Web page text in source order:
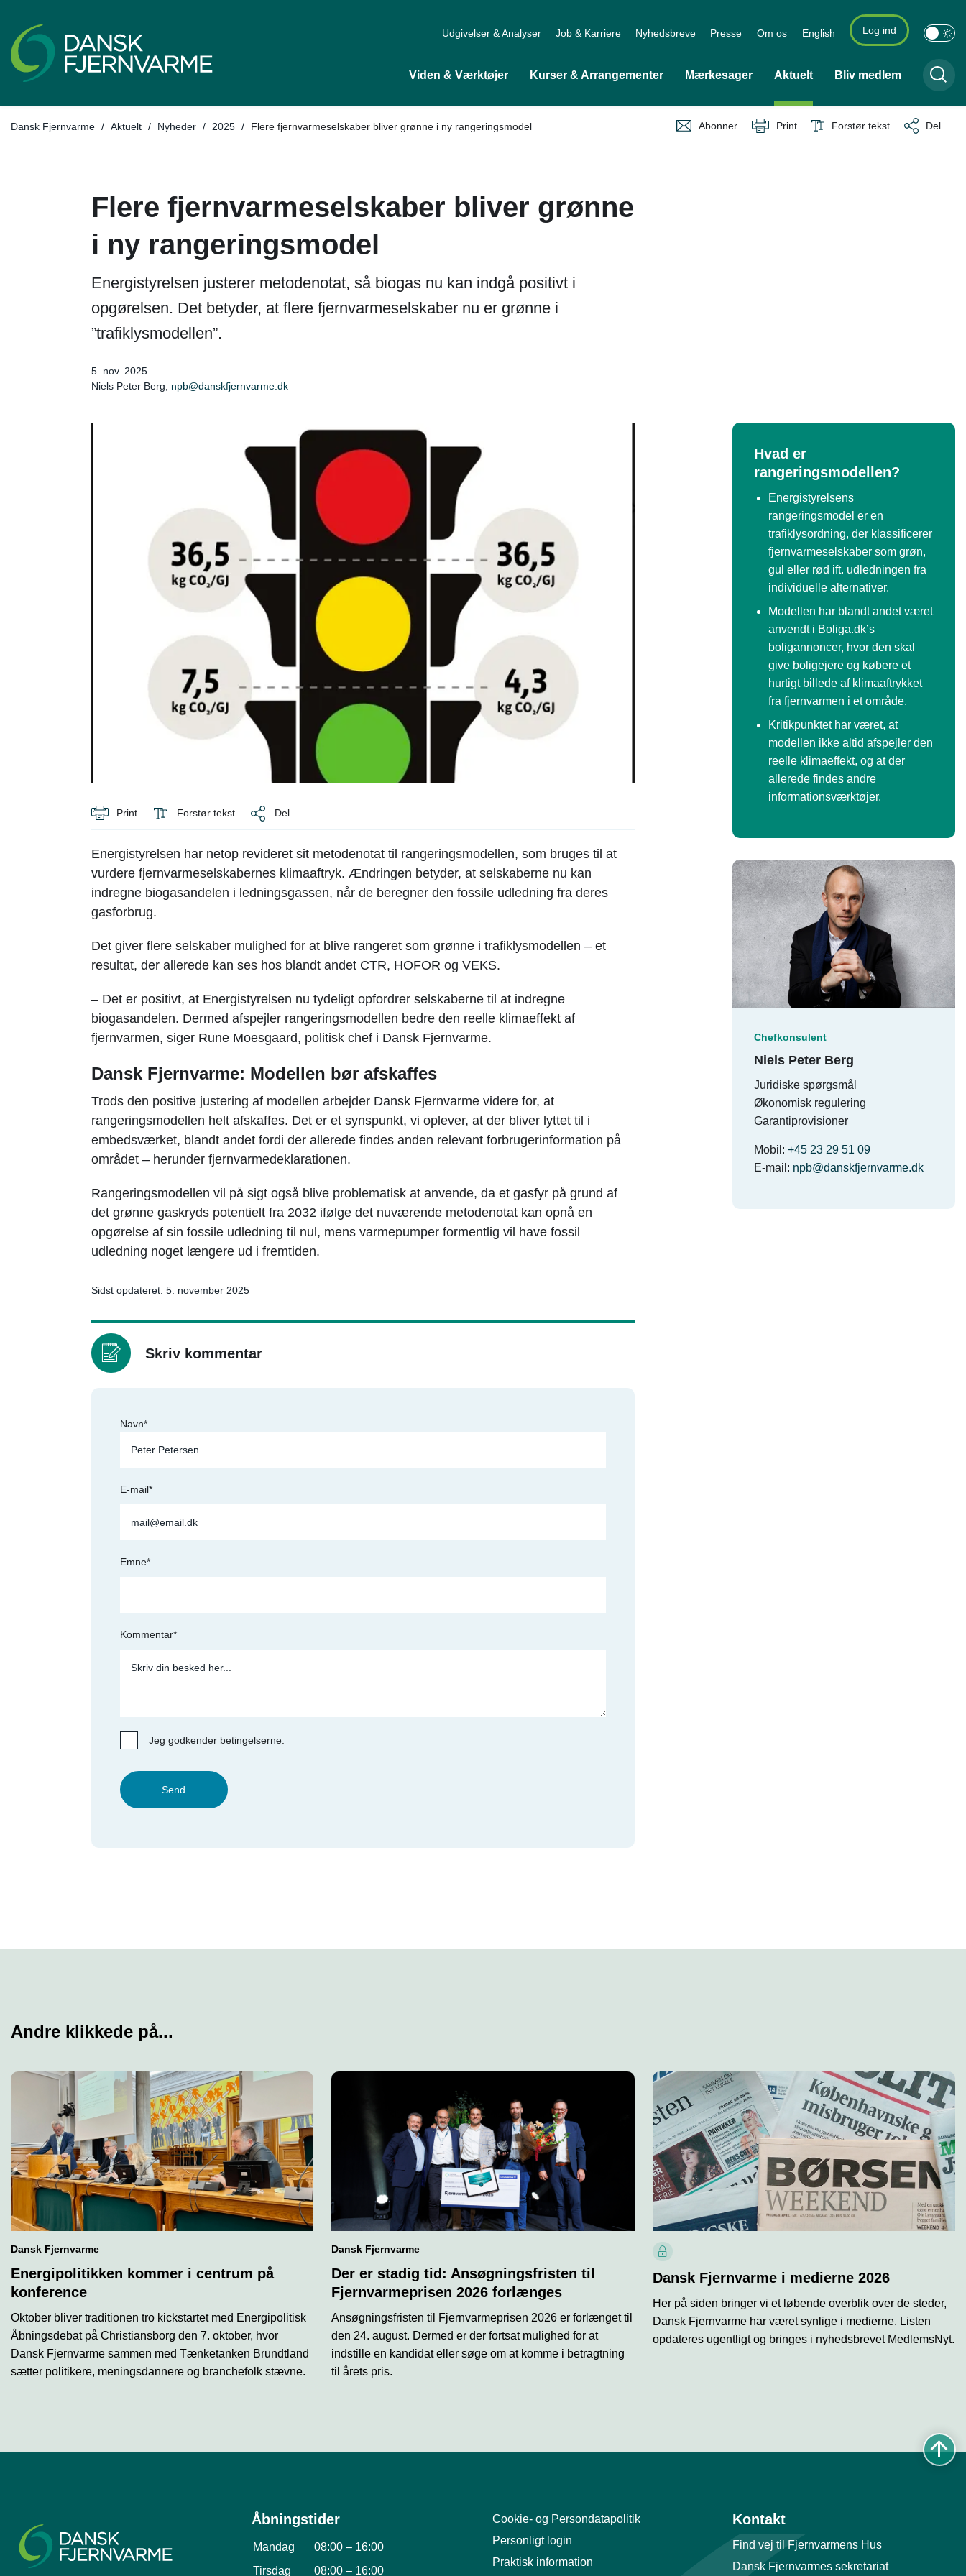
Udgivelser & Analyser Job & Karriere Nyhedsbreve Presse Om os English Log ind
Viden & Værktøjer Kurser & Arrangementer Mærkesager Aktuelt Bliv medlem
Dansk Fjernvarme / Aktuelt / Nyheder / Tilbage til
2025 / Flere fjernvarmeselskaber bliver grønne i ny rangeringsmodel Abonner Print Forstør tekst Del
Flere fjernvarmeselskaber bliver grønne
i ny rangeringsmodel
Energistyrelsen justerer metodenotat, så biogas nu kan indgå positivt i
opgørelsen. Det betyder, at flere fjernvarmeselskaber nu er grønne i
”trafiklysmodellen”.
5. nov. 2025
Niels Peter Berg, npb@danskfjernvarme.dk
Print Forstør tekst Del
Energistyrelsen har netop revideret sit metodenotat til rangeringsmodellen, som bruges til at
vurdere fjernvarmeselskabernes klimaaftryk. Ændringen betyder, at selskaberne nu kan
indregne biogasandelen i ledningsgassen, når de beregner den fossile udledning fra deres
gasforbrug.
Det giver flere selskaber mulighed for at blive rangeret som grønne i trafiklysmodellen – et
resultat, der allerede kan ses hos blandt andet CTR, HOFOR og VEKS.
– Det er positivt, at Energistyrelsen nu tydeligt opfordrer selskaberne til at indregne
biogasandelen. Dermed afspejler rangeringsmodellen bedre den reelle klimaeffekt af
fjernvarmen, siger Rune Moesgaard, politisk chef i Dansk Fjernvarme.
Dansk Fjernvarme: Modellen bør afskaffes
Trods den positive justering af modellen arbejder Dansk Fjernvarme videre for, at
rangeringsmodellen helt afskaffes. Det er et synspunkt, vi oplever, at der bliver lyttet til i
embedsværket, blandt andet fordi der allerede findes anden relevant forbrugerinformation på
området – herunder fjernvarmedeklarationen.
Rangeringsmodellen vil på sigt også blive problematisk at anvende, da et gasfyr på grund af
det grønne gaskryds potentielt fra 2032 ifølge det nuværende metodenotat kan opnå en
opgørelse af sin fossile udledning til nul, mens varmepumper formentlig vil have fossil
udledning noget længere ud i fremtiden.
Hvad er
rangeringsmodellen?
Energistyrelsens
rangeringsmodel er en
trafiklysordning, der klassificerer
fjernvarmeselskaber som grøn,
gul eller rød ift. udledningen fra
individuelle alternativer.
Modellen har blandt andet været
anvendt i Boliga.dk’s
boligannoncer, hvor den skal
give boligejere og købere et
hurtigt billede af klimaaftrykket
fra fjernvarmen i et område.
Kritikpunktet har været, at
modellen ikke altid afspejler den
reelle klimaeffekt, og at der
allerede findes andre
informationsværktøjer.
Chefkonsulent
Niels Peter Berg
Juridiske spørgsmål
Økonomisk regulering
Garantiprovisioner
Mobil:+45 23 29 51 09
E-mail: npb@danskfjernvarme.dk
Sidst opdateret: 5. november 2025
Skriv kommentar
Navn*
E-mail*
Emne*
Kommentar*
Jeg godkender betingelserne.
Send
Andre klikkede på...
Dansk Fjernvarme
Energipolitikken kommer i centrum på
konference
Oktober bliver traditionen tro kickstartet med Energipolitisk
Åbningsdebat på Christiansborg den 7. oktober, hvor
Dansk Fjernvarme sammen med Tænketanken Brundtland
sætter politikere, meningsdannere og branchefolk stævne.
Dansk Fjernvarme
Der er stadig tid: Ansøgningsfristen til
Fjernvarmeprisen 2026 forlænges
Ansøgningsfristen til Fjernvarmeprisen 2026 er forlænget til
den 24. august. Dermed er der fortsat mulighed for at
indstille en kandidat eller søge om at komme i betragtning
til årets pris.
L
å
i
k
Dansk Fjernvarme i medierne 2026
Her på siden bringer vi et løbende overblik over de steder,
Dansk Fjernvarme har været synlige i medierne. Listen
opdateres ugentligt og bringes i nyhedsbrevet MedlemsNyt.
Åbningstider
Mandag 08:00 – 16:00
Tirsdag
08:00 – 16:00
Cookie- og Persondatapolitik
Personligt login
Praktisk information
Kontakt
Find vej til Fjernvarmens Hus
Dansk Fjernvarmes sekretariat